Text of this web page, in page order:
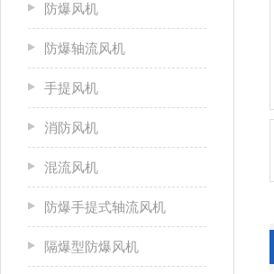
防爆风机
防爆轴流风机
手提风机
消防风机
混流风机
防爆手提式轴流风机
隔爆型防爆风机